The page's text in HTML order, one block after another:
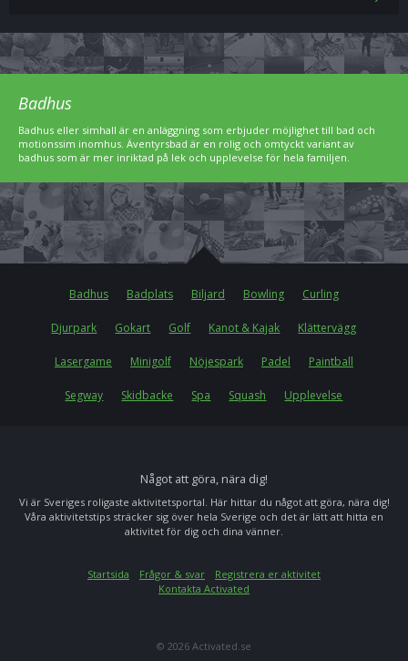
Badhus
Badhus eller simhall är en anläggning som erbjuder möjlighet till bad och
motionssim inomhus. Äventyrsbad är en rolig och omtyckt variant av
badhus som är mer inriktad på lek och upplevelse för hela familjen.
Badhus Badplats Biljard Bowling Curling
Djurpark Gokart Golf Kanot & Kajak Klättervägg
Lasergame Minigolf Nöjespark Padel Paintball
Segway Skidbacke Spa Squash Upplevelse
Något att göra, nära dig!
Vi är Sveriges roligaste aktivitetsportal. Här hittar du något att göra, nära dig!
Våra aktivitetstips sträcker sig över hela Sverige och det är lätt att hitta en
aktivitet för dig och dina vänner.
Startsida Frågor & svar
Registrera er aktivitet
Kontakta Activated
© 2026 Activated.se